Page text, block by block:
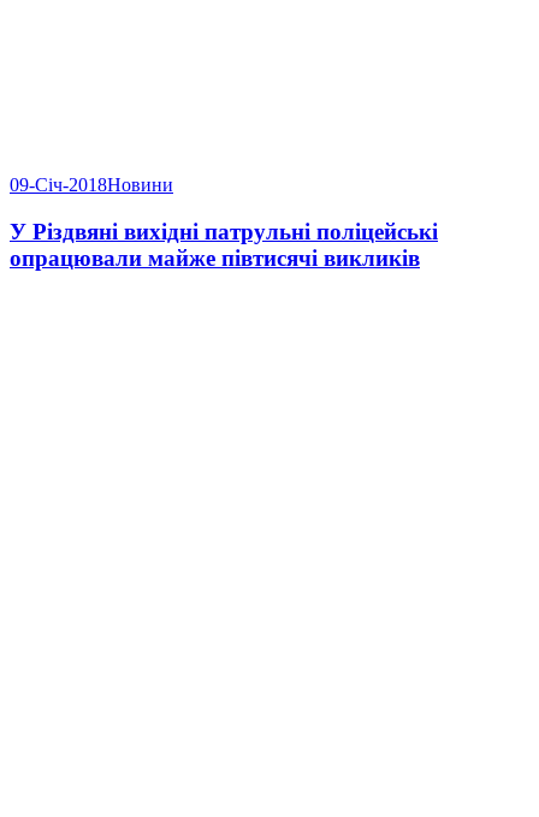
09-Січ-2018Новини
У Різдвяні вихідні патрульні поліцейські
опрацювали майже півтисячі викликів